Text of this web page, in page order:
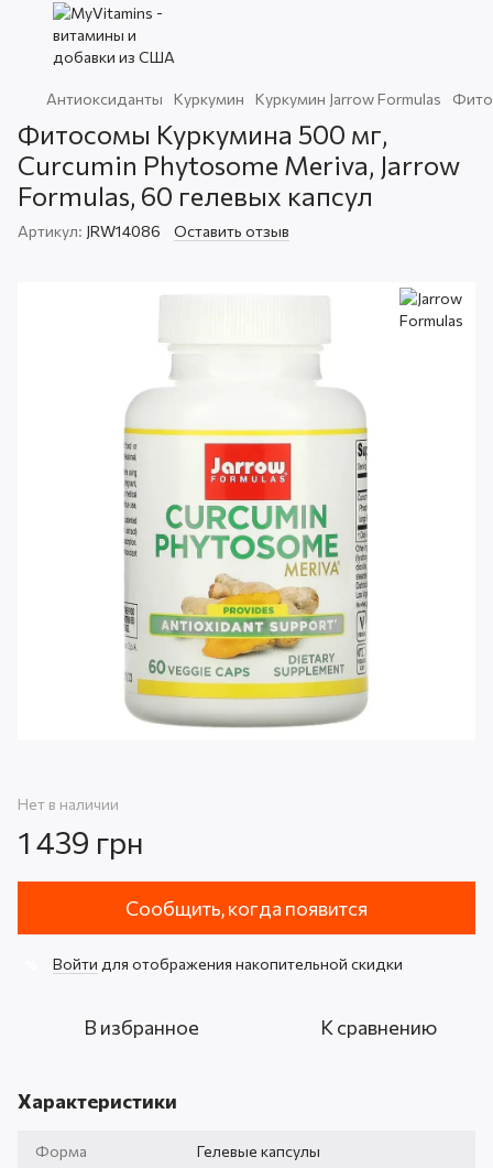
Антиоксиданты Куркумин Куркумин Jarrow Formulas
Фитосомы Куркумина 500 мг,
Curcumin Phytosome Meriva, Jarrow
Formulas, 60 гелевых капсул
Артикул: JRW14086 Оставить отзыв
Нет в наличии
1 439 грн
Сообщить, когда появится
Войти для отображения накопительной скидки
В избранное К сравнению
Характеристики
Форма Гелевые капсулы